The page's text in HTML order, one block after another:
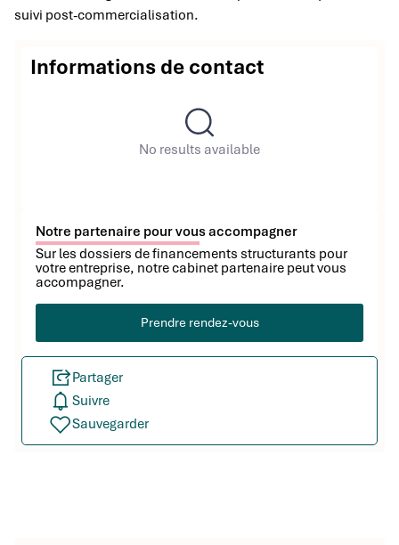
suivi post-commercialisation.
Informations de contact
No results available
Notre partenaire pour vous accompagner
Sur les dossiers de financements structurants pour
votre entreprise, notre cabinet partenaire peut vous
accompagner.
Prendre rendez-vous
Partager
Suivre
Sauvegarder